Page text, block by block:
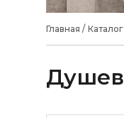
Главная / Каталог